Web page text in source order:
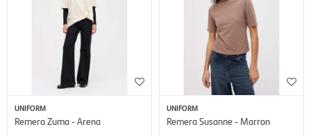
UNIFORM
Remera Zuma - Arena
UNIFORM
Remera Susanne - Marron